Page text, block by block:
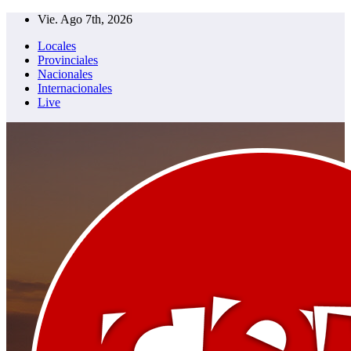
Saltar
contenido
Vie. Ago 7th, 2026
Locales
Provinciales
Nacionales
Internacionales
Live